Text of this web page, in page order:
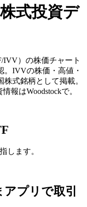
式投資デ
IVV）の株価チャート
。IVVの株価・高値・
式銘柄として掲載。
報はWoodstockで。
します。
プリで取引